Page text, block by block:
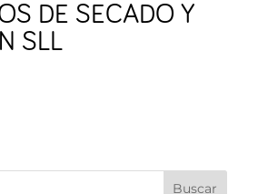
DE SECADO Y
SLL
Buscar